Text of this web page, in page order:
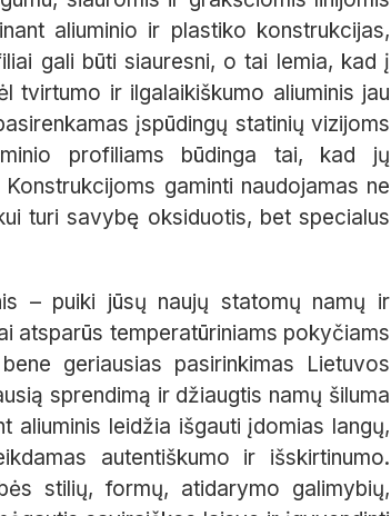
aliuminio ir plastiko konstrukcijas,
gali būti siauresni, o tai lemia, kad į
tvirtumo ir ilgalaikiškumo aliuminis jau
įspūdingų statinių vizijoms
profiliams būdinga tai, kad jų
gaminti naudojamas ne
turi savybę oksiduotis, bet specialus
– puiki jūsų naujų statomų namų ir
atsparūs temperatūriniams pokyčiams
geriausias pasirinkimas Lietuvos
sprendimą ir džiaugtis namų šiluma
aliuminis leidžia išgauti įdomias langų,
autentiškumo ir išskirtinumo.
stilių, formų, atidarymo galimybių,